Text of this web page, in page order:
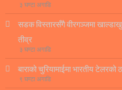
३ घण्टा अगाडि
सडक विस्तारसँगै वीरगञ्जमा
तीव्र
३ घण्टा अगाडि
बाराको चुरियामाईमा भारतीय टेलरको
९ घण्टा अगाडि